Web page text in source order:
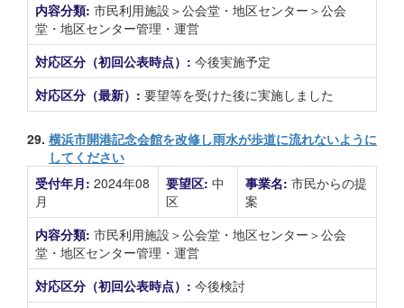
内容分類: 市民利用施設＞公会堂・地区センター＞公会
堂・地区センター管理・運営
対応区分（初回公表時点）: 今後実施予定
対応区分（最新）: 要望等を受けた後に実施しました
29. 横浜市開港記念会館を改修し雨水が歩道に流れないように
してください
受付年月: 2024年08
月
要望区: 中
区
事業名: 市民からの提
案
内容分類: 市民利用施設＞公会堂・地区センター＞公会
堂・地区センター管理・運営
対応区分（初回公表時点）: 今後検討